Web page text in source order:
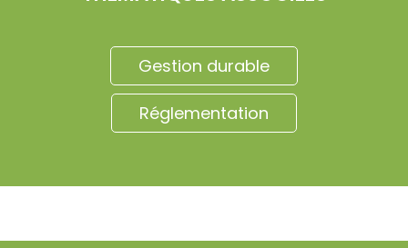
Gestion durable
Réglementation